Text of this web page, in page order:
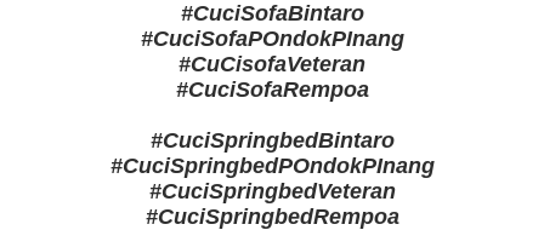
#CuciSofaBintaro
#CuciSofaPOndokPInang
#CuCisofaVeteran
#CuciSofaRempoa
#CuciSpringbedBintaro
#CuciSpringbedPOndokPInang
#CuciSpringbedVeteran
#CuciSpringbedRempoa